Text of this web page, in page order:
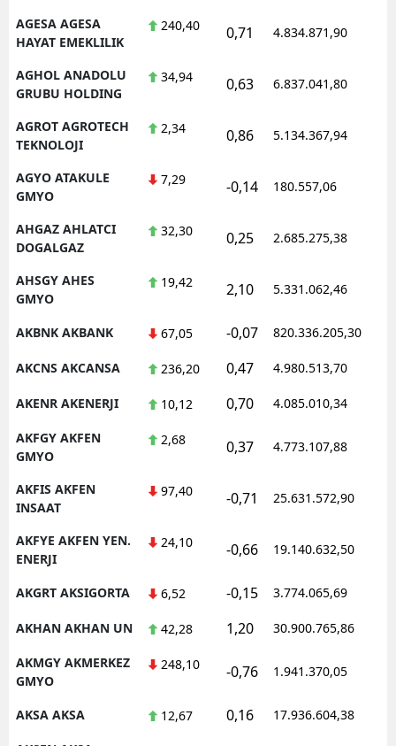
AGESA AGESA
HAYAT EMEKLILIK
240,40 0,71 4.834.871,90
AGHOL ANADOLU
GRUBU HOLDING
34,94 0,63 6.837.041,80
AGROT AGROTECH
TEKNOLOJI
2,34 0,86 5.134.367,94
AGYO ATAKULE
GMYO
7,29 -0,14 180.557,06
AHGAZ AHLATCI
DOGALGAZ
32,30 0,25 2.685.275,38
AHSGY AHES
GMYO
19,42 2,10 5.331.062,46
AKBNK AKBANK 67,05 -0,07 820.336.205,30
AKCNS AKCANSA 236,20 0,47 4.980.513,70
AKENR AKENERJI 10,12 0,70 4.085.010,34
AKFGY AKFEN
GMYO
2,68 0,37 4.773.107,88
AKFIS AKFEN
INSAAT
97,40 -0,71 25.631.572,90
AKFYE AKFEN YEN.
ENERJI
24,10 -0,66 19.140.632,50
AKGRT AKSIGORTA 6,52 -0,15 3.774.065,69
AKHAN AKHAN UN 42,28 1,20 30.900.765,86
AKMGY AKMERKEZ
GMYO
248,10 -0,76 1.941.370,05
AKSA AKSA 12,67 0,16 17.936.604,38